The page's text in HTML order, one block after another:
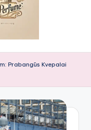
Prabangūs Kvepalai